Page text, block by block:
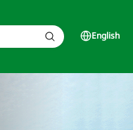
English